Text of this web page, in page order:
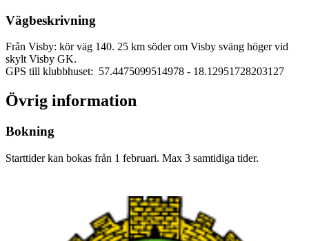
Vägbeskrivning
Från Visby: kör väg 140. 25 km söder om Visby sväng höger vid
skylt Visby GK.
GPS till klubbhuset: 57.4475099514978 - 18.12951728203127
Övrig information
Bokning
Starttider kan bokas från 1 februari. Max 3 samtidiga tider.